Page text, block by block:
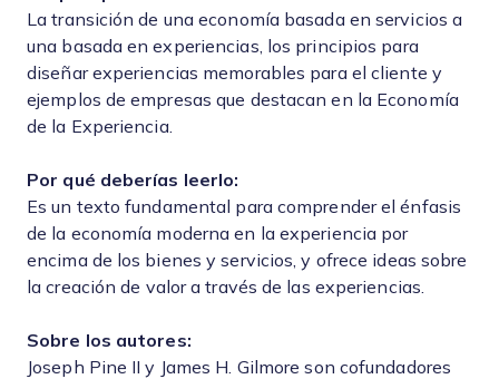
La transición de una economía basada en servicios a
una basada en experiencias, los principios para
diseñar experiencias memorables para el cliente y
ejemplos de empresas que destacan en la Economía
de la Experiencia.
Por qué deberías leerlo:
Es un texto fundamental para comprender el énfasis
de la economía moderna en la experiencia por
encima de los bienes y servicios, y ofrece ideas sobre
la creación de valor a través de las experiencias.
Sobre los autores:
Joseph Pine II y James H. Gilmore son cofundadores